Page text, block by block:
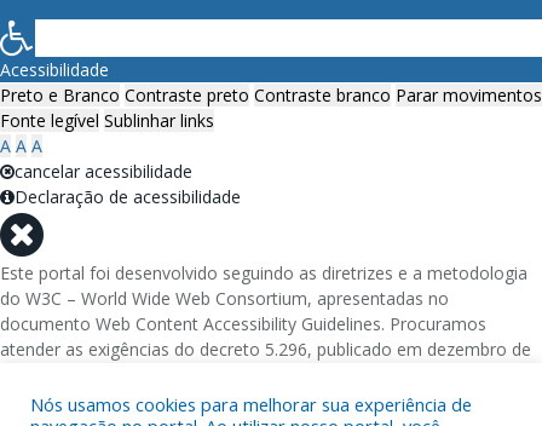
Nós usamos cookies para melhorar sua experiência de
Acessibilidade
Preto e Branco Contraste preto Contraste branco Parar movimentos
Fonte legível Sublinhar links
A A A
cancelar acessibilidade
Declaração de acessibilidade
Este portal foi desenvolvido seguindo as diretrizes e a metodologia
do W3C – World Wide Web Consortium, apresentadas no
documento Web Content Accessibility Guidelines. Procuramos
atender as exigências do decreto 5.296, publicado em dezembro de
eletrônicos da administração pública na rede mundial de